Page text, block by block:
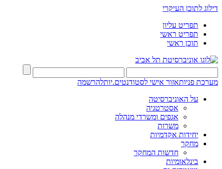
דילוג לתוכן העיקרי
תפריט עליון
תפריט ראשי
תוכן ראשי
מערכת פניותאזור אישי לסטודנטים.יותלהרשמה
על האוניברסיטה
אסטרטגיה
אגפים ומשרדי מנהלה
משרות
יחידות אקדמיות
מחקר
חדשות המחקר
בינלאומיות